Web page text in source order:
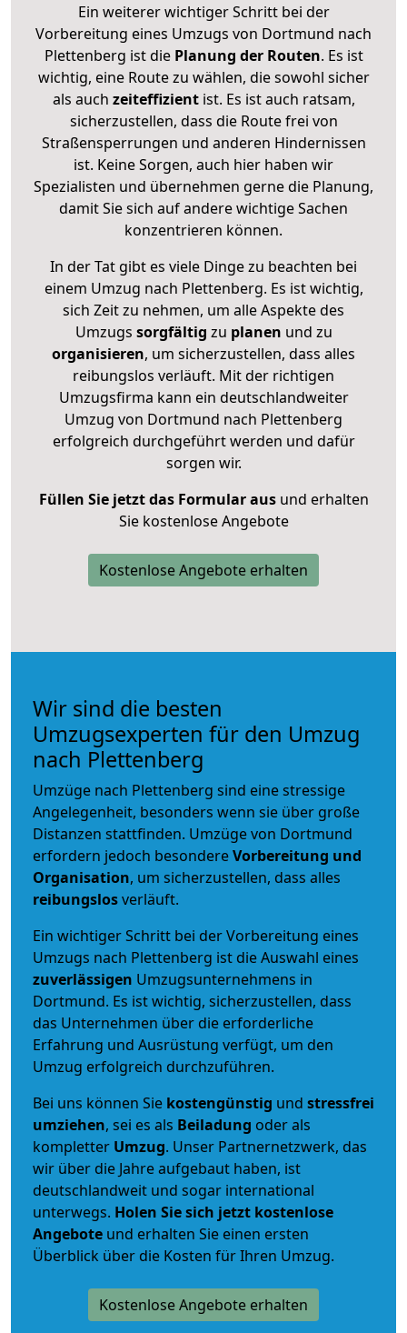
Ein weiterer wichtiger Schritt bei der
Vorbereitung eines Umzugs von Dortmund nach
Plettenberg ist diePlanung der Routen. Es ist
wichtig, eine Route zu wählen, die sowohl sicher
als auch zeiteffizientist. Es ist auch ratsam,
sicherzustellen, dass die Route frei von
Straßensperrungen und anderen Hindernissen
ist. Keine Sorgen, auch hier haben wir
Spezialisten und übernehmen gerne die Planung,
damit Sie sich auf andere wichtige Sachen
konzentrieren können.
In der Tat gibt es viele Dinge zu beachten bei
einem Umzug nach Plettenberg. Es ist wichtig,
sich Zeit zu nehmen, um alle Aspekte des
Umzugs sorgfältig zu planen und zu
organisieren, um sicherzustellen, dass alles
reibungslos verläuft. Mit der richtigen
Umzugsfirma kann ein deutschlandweiter
Umzug von Dortmund nach Plettenberg
erfolgreich durchgeführt werden und dafür
sorgen wir.
Füllen Sie jetzt das Formular ausund erhalten
Sie kostenlose Angebote
Kostenlose Angebote erhalten
Wir sind die besten
Umzugsexperten für den Umzug
nach Plettenberg
Umzüge nach Plettenberg sind eine stressige
Angelegenheit, besonders wenn sie über große
Distanzen stattfinden. Umzüge von Dortmund
erfordern jedoch besondereVorbereitung und
Organisation, um sicherzustellen, dass alles
reibungslosverläuft.
Ein wichtiger Schritt bei der Vorbereitung eines
Umzugs nach Plettenberg ist die Auswahl eines
zuverlässigen Umzugsunternehmens in
Dortmund. Es ist wichtig, sicherzustellen, dass
das Unternehmen über die erforderliche
Erfahrung und Ausrüstung verfügt, um den
Umzug erfolgreich durchzuführen.
Bei uns können Sie kostengünstig und stressfrei
umziehen, sei es als Beiladung oder als
kompletter Umzug. Unser Partnernetzwerk, das
wir über die Jahre aufgebaut haben, ist
deutschlandweit und sogar international
unterwegs. Holen Sie sich jetzt kostenlose
Angebote und erhalten Sie einen ersten
Überblick über die Kosten für Ihren Umzug.
Kostenlose Angebote erhalten